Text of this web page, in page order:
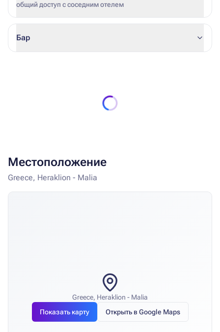
общий доступ с соседним отелем
Бар
Местоположение
Greece, Heraklion - Malia
Greece, Heraklion - Malia
Показать карту
Открыть в Google Maps